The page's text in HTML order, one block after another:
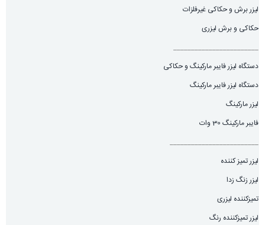
لیزر برش و حکاکی غیرفلزات
حکاکی و برش لیزری
________________________
دستگاه لیزر فایبر مارکینگ و حکاکی
دستگاه لیزر فایبر مارکینگ
لیزر مارکینگ
فایبر مارکینگ 30 وات
_________________________
لیزر تمیز کننده
لیزر زنگ زدا
تمیزکننده لیزری
لیزر تمیزکننده رنگ